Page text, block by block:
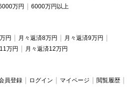
万円 6000万円以上
円 月々返済8万円
月々返済9万円
万円 月々返済12万円
員登録 ログイン マイページ
閲覧履歴